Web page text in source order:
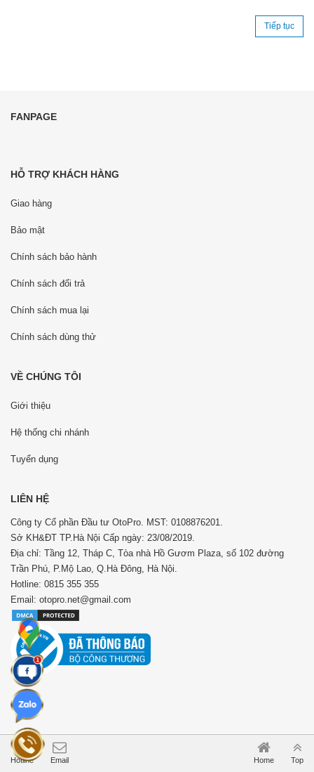
Tiếp tục
Hotline Email Home Top
FANPAGE
HỖ TRỢ KHÁCH HÀNG
Giao hàng
Bảo mật
Chính sách bảo hành
Chính sách đổi trả
Chính sách mua lại
Chính sách dùng thử
VỀ CHÚNG TÔI
Giới thiệu
Hệ thống chi nhánh
Tuyển dụng
LIÊN HỆ
Công ty Cổ phần Đầu tư OtoPro. MST: 0108876201.
Sở KH&ĐT TP.Hà Nội Cấp ngày: 23/08/2019.
Địa chỉ: Tầng 12, Tháp C, Tòa nhà Hồ Gươm Plaza, số 102 đường
Trần Phú, P.Mộ Lao, Q.Hà Đông, Hà Nội.
Hotline: 0815 355 355
Email: otopro.net@gmail.com